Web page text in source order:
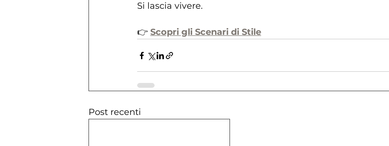
Si lascia vivere.
👉 Scopri gli Scenari di Stile
Post recenti